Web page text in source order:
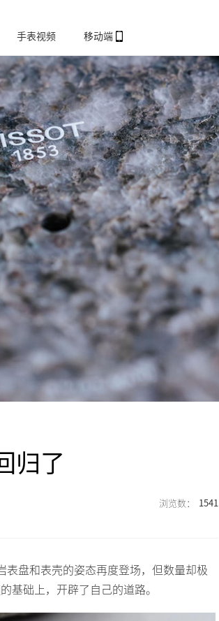
手表视频 移动端
归了
1541
盘和表壳的姿态再度登场，但数量却极
基础上，开辟了自己的道路。